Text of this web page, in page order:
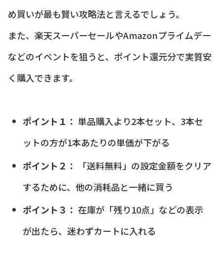
め買いが最も賢い攻略法と言えるでしょう。
また、楽天スーパーセールやAmazonプライムデー
などのイベントを狙うと、ポイント還元分で実質安
く購入できます。
ポイント１： 単品購入より2本セット、3本セ
ットの方が1本あたりの単価が下がる
ポイント２：
「送料無料」の設定金額をクリア
するために、他の消耗品と一緒に買う
ポイント３： 在庫が「残り10点」などの表示
が出たら、迷わずカートに入れる